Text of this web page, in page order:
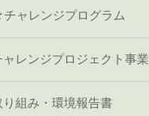
ャレンジプログラム
レンジプロジェクト事業
組み・環境報告書